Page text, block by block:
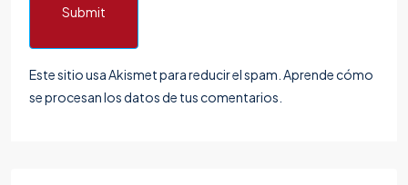
Submit
Este sitio usa Akismet para reducir el spam. Aprende cómo
se procesan los datos de tus comentarios.